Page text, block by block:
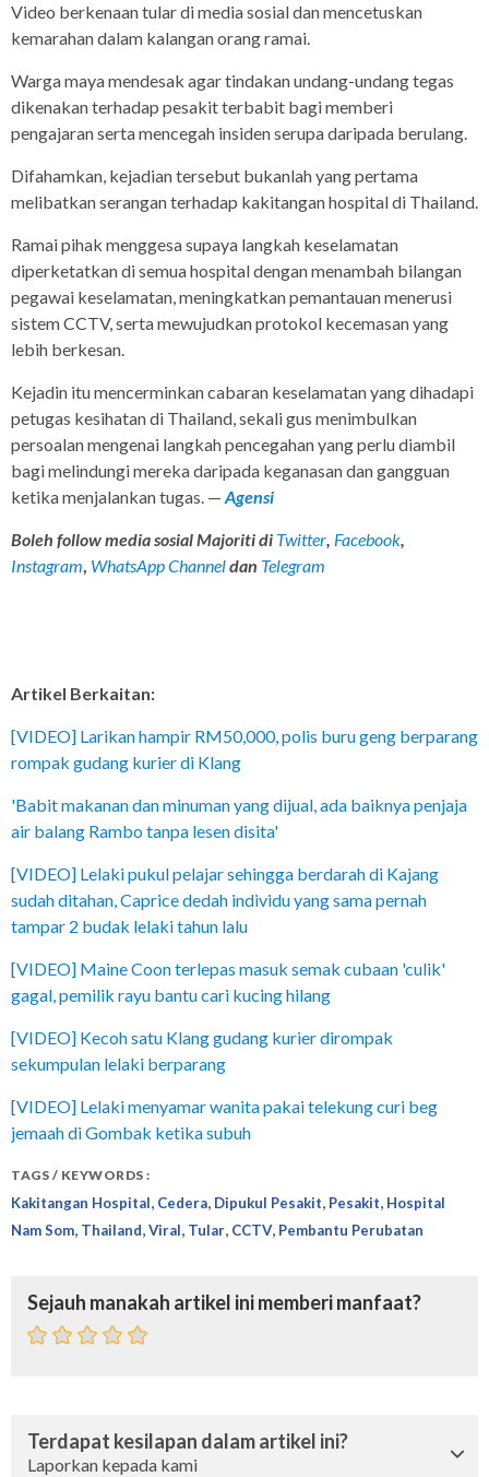
Video berkenaan tular di media sosial dan mencetuskan
kemarahan dalam kalangan orang ramai.
Warga maya mendesak agar tindakan undang-undang tegas
dikenakan terhadap pesakit terbabit bagi memberi
pengajaran serta mencegah insiden serupa daripada berulang.
Difahamkan, kejadian tersebut bukanlah yang pertama
melibatkan serangan terhadap kakitangan hospital di Thailand.
Ramai pihak menggesa supaya langkah keselamatan
diperketatkan di semua hospital dengan menambah bilangan
pegawai keselamatan, meningkatkan pemantauan menerusi
sistem CCTV, serta mewujudkan protokol kecemasan yang
lebih berkesan.
Kejadin itu mencerminkan cabaran keselamatan yang dihadapi
petugas kesihatan di Thailand, sekali gus menimbulkan
persoalan mengenai langkah pencegahan yang perlu diambil
bagi melindungi mereka daripada keganasan dan gangguan
ketika menjalankan tugas. — Agensi
Boleh follow media sosial Majoriti di Twitter, Facebook,
Instagram, WhatsApp Channeldan Telegram
Artikel Berkaitan:
[VIDEO] Larikan hampir RM50,000, polis buru geng berparang
rompak gudang kurier di Klang
'Babit makanan dan minuman yang dijual, ada baiknya penjaja
air balang Rambo tanpa lesen disita'
[VIDEO] Lelaki pukul pelajar sehingga berdarah di Kajang
sudah ditahan, Caprice dedah individu yang sama pernah
tampar 2 budak lelaki tahun lalu
[VIDEO] Maine Coon terlepas masuk semak cubaan 'culik'
gagal, pemilik rayu bantu cari kucing hilang
[VIDEO] Kecoh satu Klang gudang kurier dirompak
sekumpulan lelaki berparang
[VIDEO] Lelaki menyamar wanita pakai telekung curi beg
jemaah di Gombak ketika subuh
TAGS / KEYWORDS :
Kakitangan Hospital, Cedera, Dipukul Pesakit, Pesakit, Hospital
Nam Som, Thailand,Viral, Tular, CCTV, Pembantu Perubatan
Sejauh manakah artikel ini memberi manfaat?
Terdapat kesilapan dalam artikel ini?
Laporkan kepada kami